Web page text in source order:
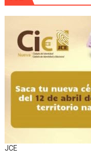
JCE